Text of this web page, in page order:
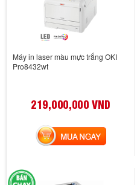
Máy in laser màu mực trắng OKI
Pro8432wt
219,000,000 VND
MUA NGAY